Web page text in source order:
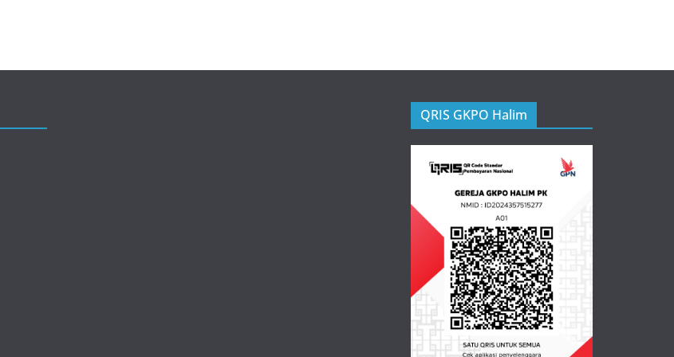
QRIS GKPO Halim